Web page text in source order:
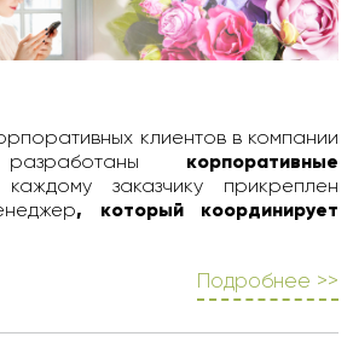
клиентов в компании
разработаны корпоративные
заказчику прикреплен
, который координирует
Подробнее >>